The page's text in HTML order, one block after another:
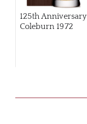
125th Anniversary
Coleburn 1972